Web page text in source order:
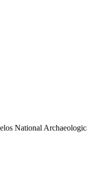
National